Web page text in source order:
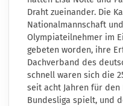
Draht zueinander. Die
Nationalmannschaft
Olympiateilnehmer im
gebeten worden, ihre
Dachverband des
schnell waren sich die
seit acht Jahren für
Bundesliga spielt, und